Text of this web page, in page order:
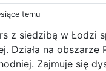
temu
z siedzibą w Łodzi
Działa na obszarze
Zajmuje się